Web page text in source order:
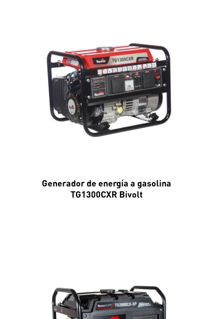
Generador de energía a gasolina
TG1300CXR Bivolt